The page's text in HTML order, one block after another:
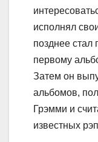
исполнял
позднее
первому
Затем он
альбомов,
Грэмми и
известных